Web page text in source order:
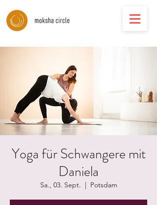
Yoga für Schwangere mit
Daniela
Sa., 03. Sept.
  |
Potsdam